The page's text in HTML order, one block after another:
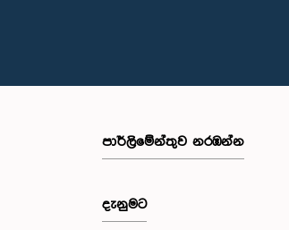
පාර්ලි‌මේන්තුව නරඹන්න
දැනුමට